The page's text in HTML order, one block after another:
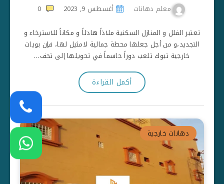
معلم دهانات أغسطس 9, 2023
0
تعتبر الفلل و المنازل السكنية ملاذاً هادئاً و مكاناً للاسترخاء و
التجديد،و من أجل جعلها محطة جمالية لامثيل لها، فإن بويات
خارجية تبوك تلعب دوراً حاسماً في تحويلها إلى تحف…
أكمل القراءة
دهانات خارجية